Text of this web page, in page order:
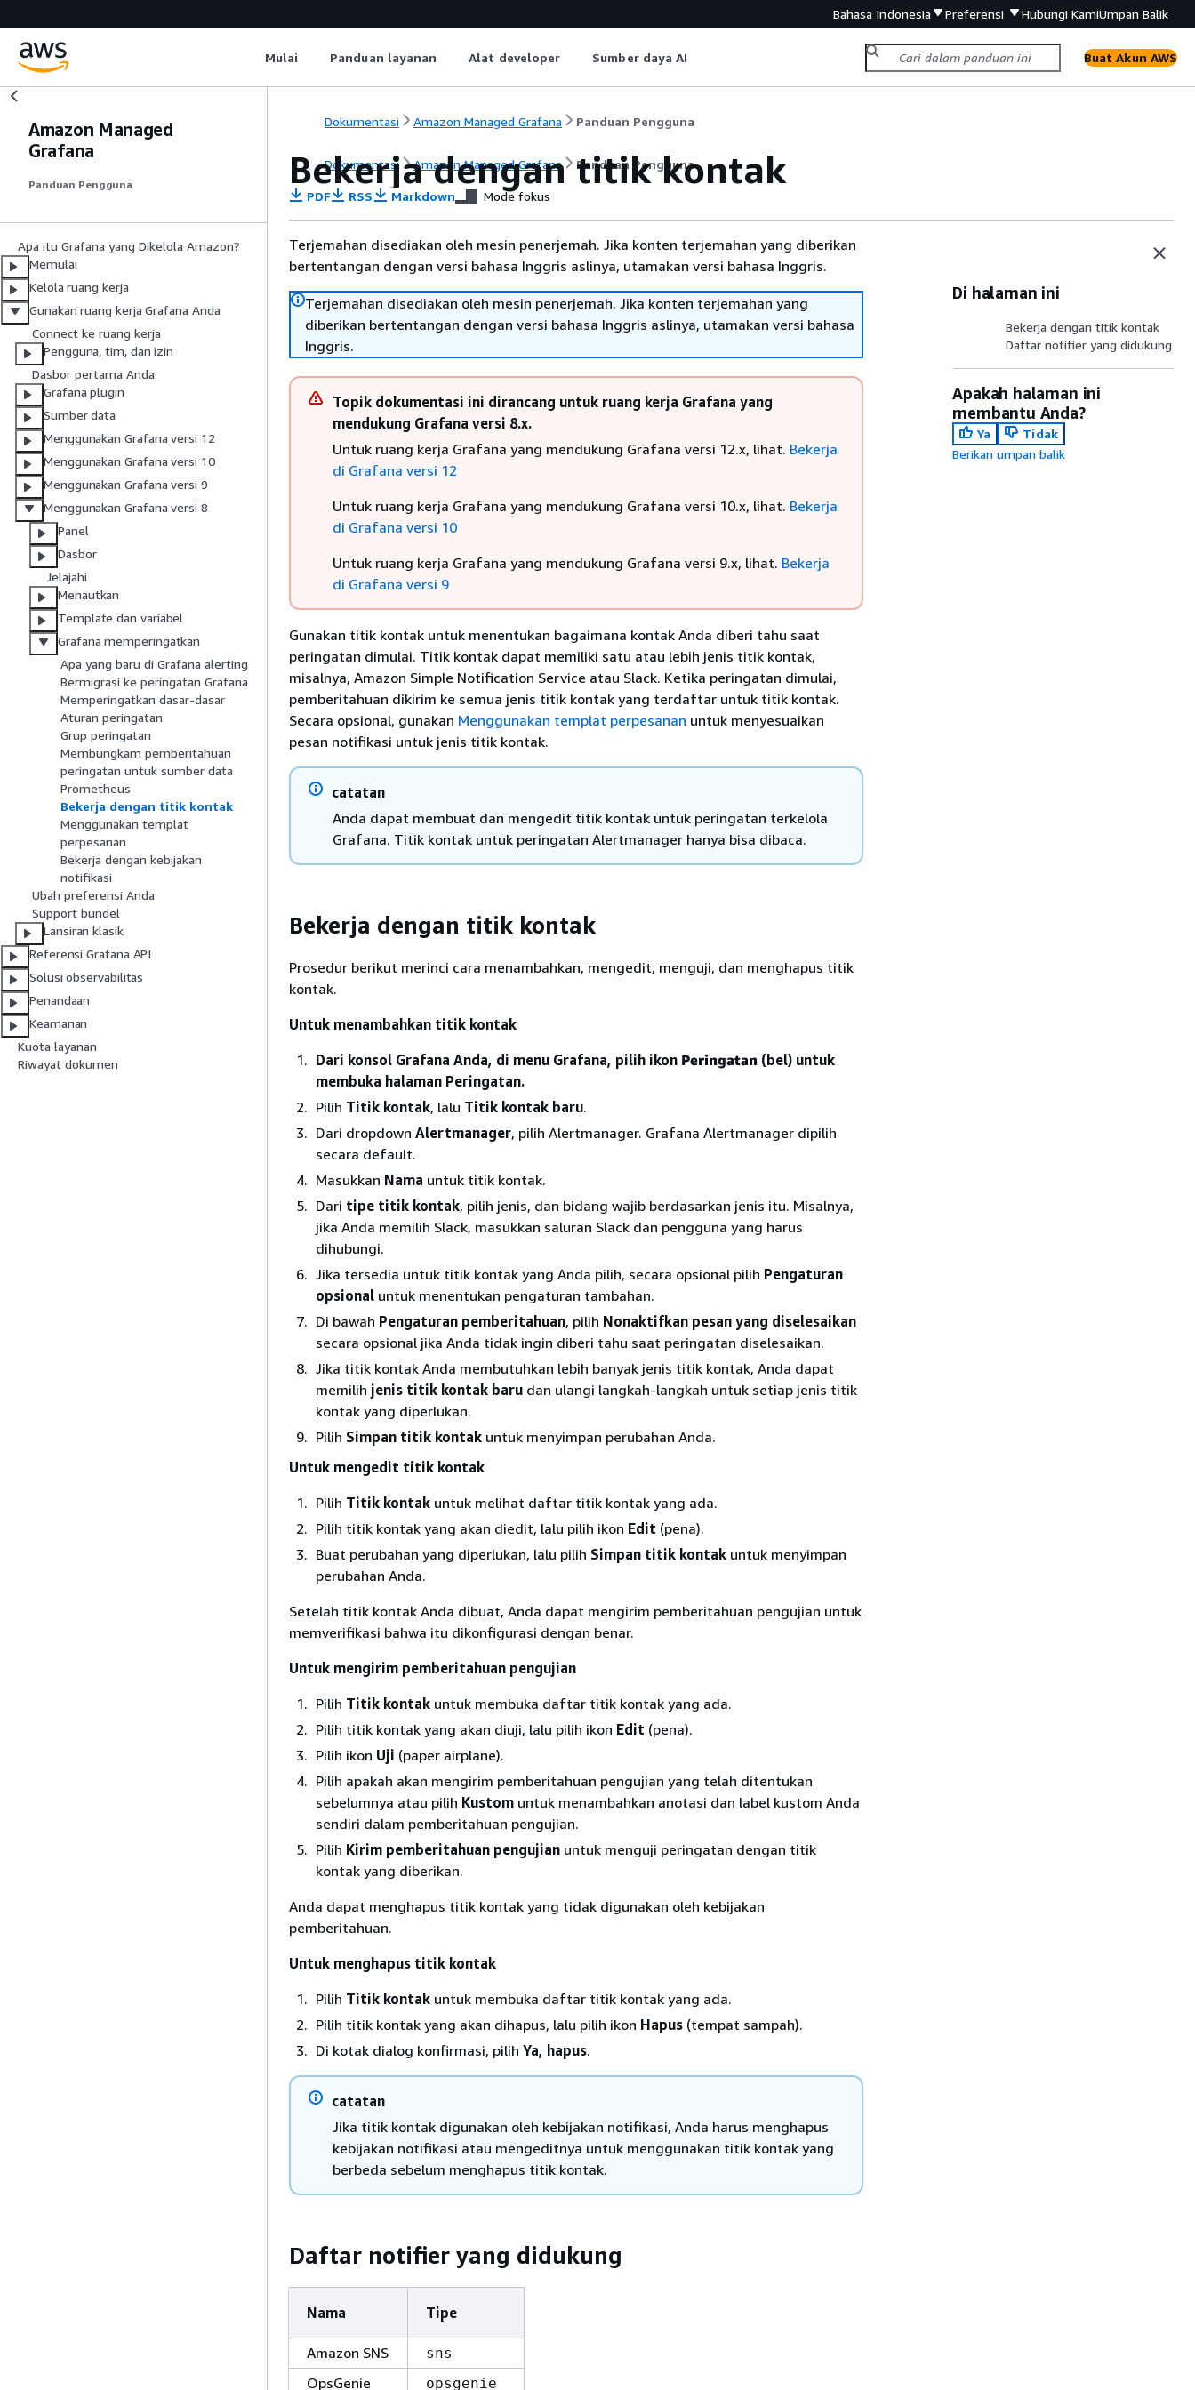
Bahasa Indonesia Preferensi Hubungi KamiUmpan Balik
Mulai Panduan layanan Alat developer Sumber daya AI Buat Akun AWS
Amazon Managed
Grafana
Panduan Pengguna
Apa itu Grafana yang Dikelola Amazon?
Memulai
Kelola ruang kerja
Gunakan ruang kerja Grafana Anda
Connect ke ruang kerja
Pengguna, tim, dan izin
Dasbor pertama Anda
Grafana plugin
Sumber data
Menggunakan Grafana versi 12
Menggunakan Grafana versi 10
Menggunakan Grafana versi 9
Menggunakan Grafana versi 8
Panel
Dasbor
Jelajahi
Menautkan
Template dan variabel
Grafana memperingatkan
Apa yang baru di Grafana alerting
Bermigrasi ke peringatan Grafana
Memperingatkan dasar-dasar
Aturan peringatan
Grup peringatan
Membungkam pemberitahuan
peringatan untuk sumber data
Prometheus
Bekerja dengan titik kontak
Menggunakan templat
perpesanan
Bekerja dengan kebijakan
notifikasi
Ubah preferensi Anda
Support bundel
Lansiran klasik
Referensi Grafana API
Solusi observabilitas
Penandaan
Keamanan
Kuota layanan
Riwayat dokumen
Dokumentasi Amazon Managed Grafana Panduan Pengguna
Dokumentasi Amazon Managed Grafana Panduan Pengguna
Bekerja dengan titik kontak
PDF RSS Markdown Mode fokus
Terjemahan disediakan oleh mesin penerjemah. Jika konten terjemahan yang diberikan
bertentangan dengan versi bahasa Inggris aslinya, utamakan versi bahasa Inggris.
Terjemahan disediakan oleh mesin penerjemah. Jika konten terjemahan yang
diberikan bertentangan dengan versi bahasa Inggris aslinya, utamakan versi bahasa
Inggris.
Topik dokumentasi ini dirancang untuk ruang kerja Grafana yang
mendukung Grafana versi 8.x.
Untuk ruang kerja Grafana yang mendukung Grafana versi 12.x, lihat. Bekerja
di Grafana versi 12
Untuk ruang kerja Grafana yang mendukung Grafana versi 10.x, lihat. Bekerja
di Grafana versi 10
Untuk ruang kerja Grafana yang mendukung Grafana versi 9.x, lihat. Bekerja
di Grafana versi 9
Gunakan titik kontak untuk menentukan bagaimana kontak Anda diberi tahu saat
peringatan dimulai. Titik kontak dapat memiliki satu atau lebih jenis titik kontak,
misalnya, Amazon Simple Notification Service atau Slack. Ketika peringatan dimulai,
pemberitahuan dikirim ke semua jenis titik kontak yang terdaftar untuk titik kontak.
Secara opsional, gunakan Menggunakan templat perpesanan untuk menyesuaikan
pesan notifikasi untuk jenis titik kontak.
catatan
Anda dapat membuat dan mengedit titik kontak untuk peringatan terkelola
Grafana. Titik kontak untuk peringatan Alertmanager hanya bisa dibaca.
Bekerja dengan titik kontak
Prosedur berikut merinci cara menambahkan, mengedit, menguji, dan menghapus titik
kontak.
Untuk menambahkan titik kontak
Dari konsol Grafana Anda, di menu Grafana, pilih ikon Peringatan (bel) untuk
membuka halaman Peringatan.
Pilih Titik kontak, lalu Titik kontak baru.
Dari dropdown Alertmanager, pilih Alertmanager. Grafana Alertmanager dipilih
secara default.
Masukkan Nama untuk titik kontak.
Dari tipe titik kontak, pilih jenis, dan bidang wajib berdasarkan jenis itu. Misalnya,
jika Anda memilih Slack, masukkan saluran Slack dan pengguna yang harus
dihubungi.
Jika tersedia untuk titik kontak yang Anda pilih, secara opsional pilih Pengaturan
opsional untuk menentukan pengaturan tambahan.
Di bawah Pengaturan pemberitahuan, pilih Nonaktifkan pesan yang diselesaikan
secara opsional jika Anda tidak ingin diberi tahu saat peringatan diselesaikan.
Jika titik kontak Anda membutuhkan lebih banyak jenis titik kontak, Anda dapat
memilih jenis titik kontak baru dan ulangi langkah-langkah untuk setiap jenis titik
kontak yang diperlukan.
Pilih Simpan titik kontak untuk menyimpan perubahan Anda.
Untuk mengedit titik kontak
Pilih Titik kontak untuk melihat daftar titik kontak yang ada.
Pilih titik kontak yang akan diedit, lalu pilih ikon Edit (pena).
Buat perubahan yang diperlukan, lalu pilih Simpan titik kontak untuk menyimpan
perubahan Anda.
Setelah titik kontak Anda dibuat, Anda dapat mengirim pemberitahuan pengujian untuk
memverifikasi bahwa itu dikonfigurasi dengan benar.
Untuk mengirim pemberitahuan pengujian
Pilih Titik kontak untuk membuka daftar titik kontak yang ada.
Pilih titik kontak yang akan diuji, lalu pilih ikon Edit (pena).
Pilih ikon Uji (paper airplane).
Pilih apakah akan mengirim pemberitahuan pengujian yang telah ditentukan
sebelumnya atau pilih Kustom untuk menambahkan anotasi dan label kustom Anda
sendiri dalam pemberitahuan pengujian.
Pilih Kirim pemberitahuan pengujian untuk menguji peringatan dengan titik
kontak yang diberikan.
Anda dapat menghapus titik kontak yang tidak digunakan oleh kebijakan
pemberitahuan.
Untuk menghapus titik kontak
Pilih Titik kontak untuk membuka daftar titik kontak yang ada.
Pilih titik kontak yang akan dihapus, lalu pilih ikon Hapus (tempat sampah).
Di kotak dialog konfirmasi, pilih Ya, hapus.
catatan
Jika titik kontak digunakan oleh kebijakan notifikasi, Anda harus menghapus
kebijakan notifikasi atau mengeditnya untuk menggunakan titik kontak yang
berbeda sebelum menghapus titik kontak.
Daftar notifier yang didukung
Nama Tipe
Amazon SNS sns
OpsGenie opsgenie
Di halaman ini
Bekerja dengan titik kontak
Daftar notifier yang didukung
Apakah halaman ini
membantu Anda?
Ya
Tidak
Berikan umpan balik